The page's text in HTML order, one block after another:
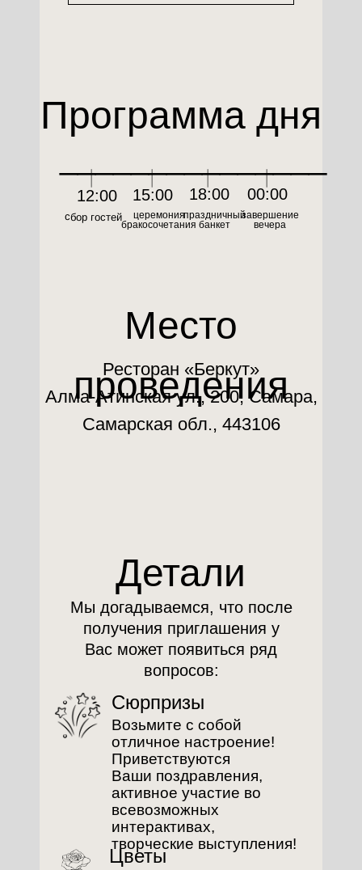
Программа дня
праздничный
банкет
00:00
18:00
завершение
вечера
сбор гостей
церемония
бракосочетания
12:00 15:00
Место
проведения
Ресторан «Беркут»
Алма-Атинская ул., 200, Самара,
Самарская обл., 443106
Детали
Мы догадываемся, что после
получения приглашения у
Вас может появиться ряд
вопросов:
Сюрпризы
Возьмите с собой
отличное настроение!
Приветствуются
Ваши поздравления,
активное участие во
всевозможных
интерактивах,
творческие выступления!
Цветы